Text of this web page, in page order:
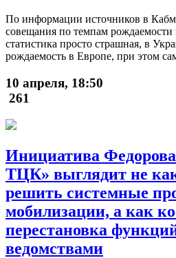
По информации источников в
совещания по темпам рождаемости
статистика просто страшная, в
рождаемость в Европе, при этом
10 апреля, 18:50
261
Инициатива
ТЦК» выглядит не
решить системные
мобилизации, а как
перестановка
ведомствами